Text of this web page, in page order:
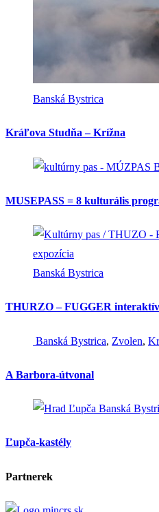
Banská Bystrica
Kráľova Studňa – Krížna
MUSEPASS = 8 kulturális
Banská Bystrica
THURZO – FUGGER
Banská Bystrica, Zvolen,
A Barbora-útvonal
Banská
Ľupča-kastély
Partnerek